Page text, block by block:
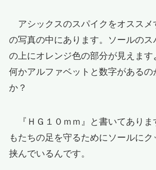
アシックスのスパイクをオススメ
の写真の中にあります。ソールのス
の上にオレンジ色の部分が見えます
何かアルファベットと数字があるの
か？
『ＨＧ１０ｍｍ』と書いてありま
もたちの足を守るためにソールにク
挟んでいるんです。